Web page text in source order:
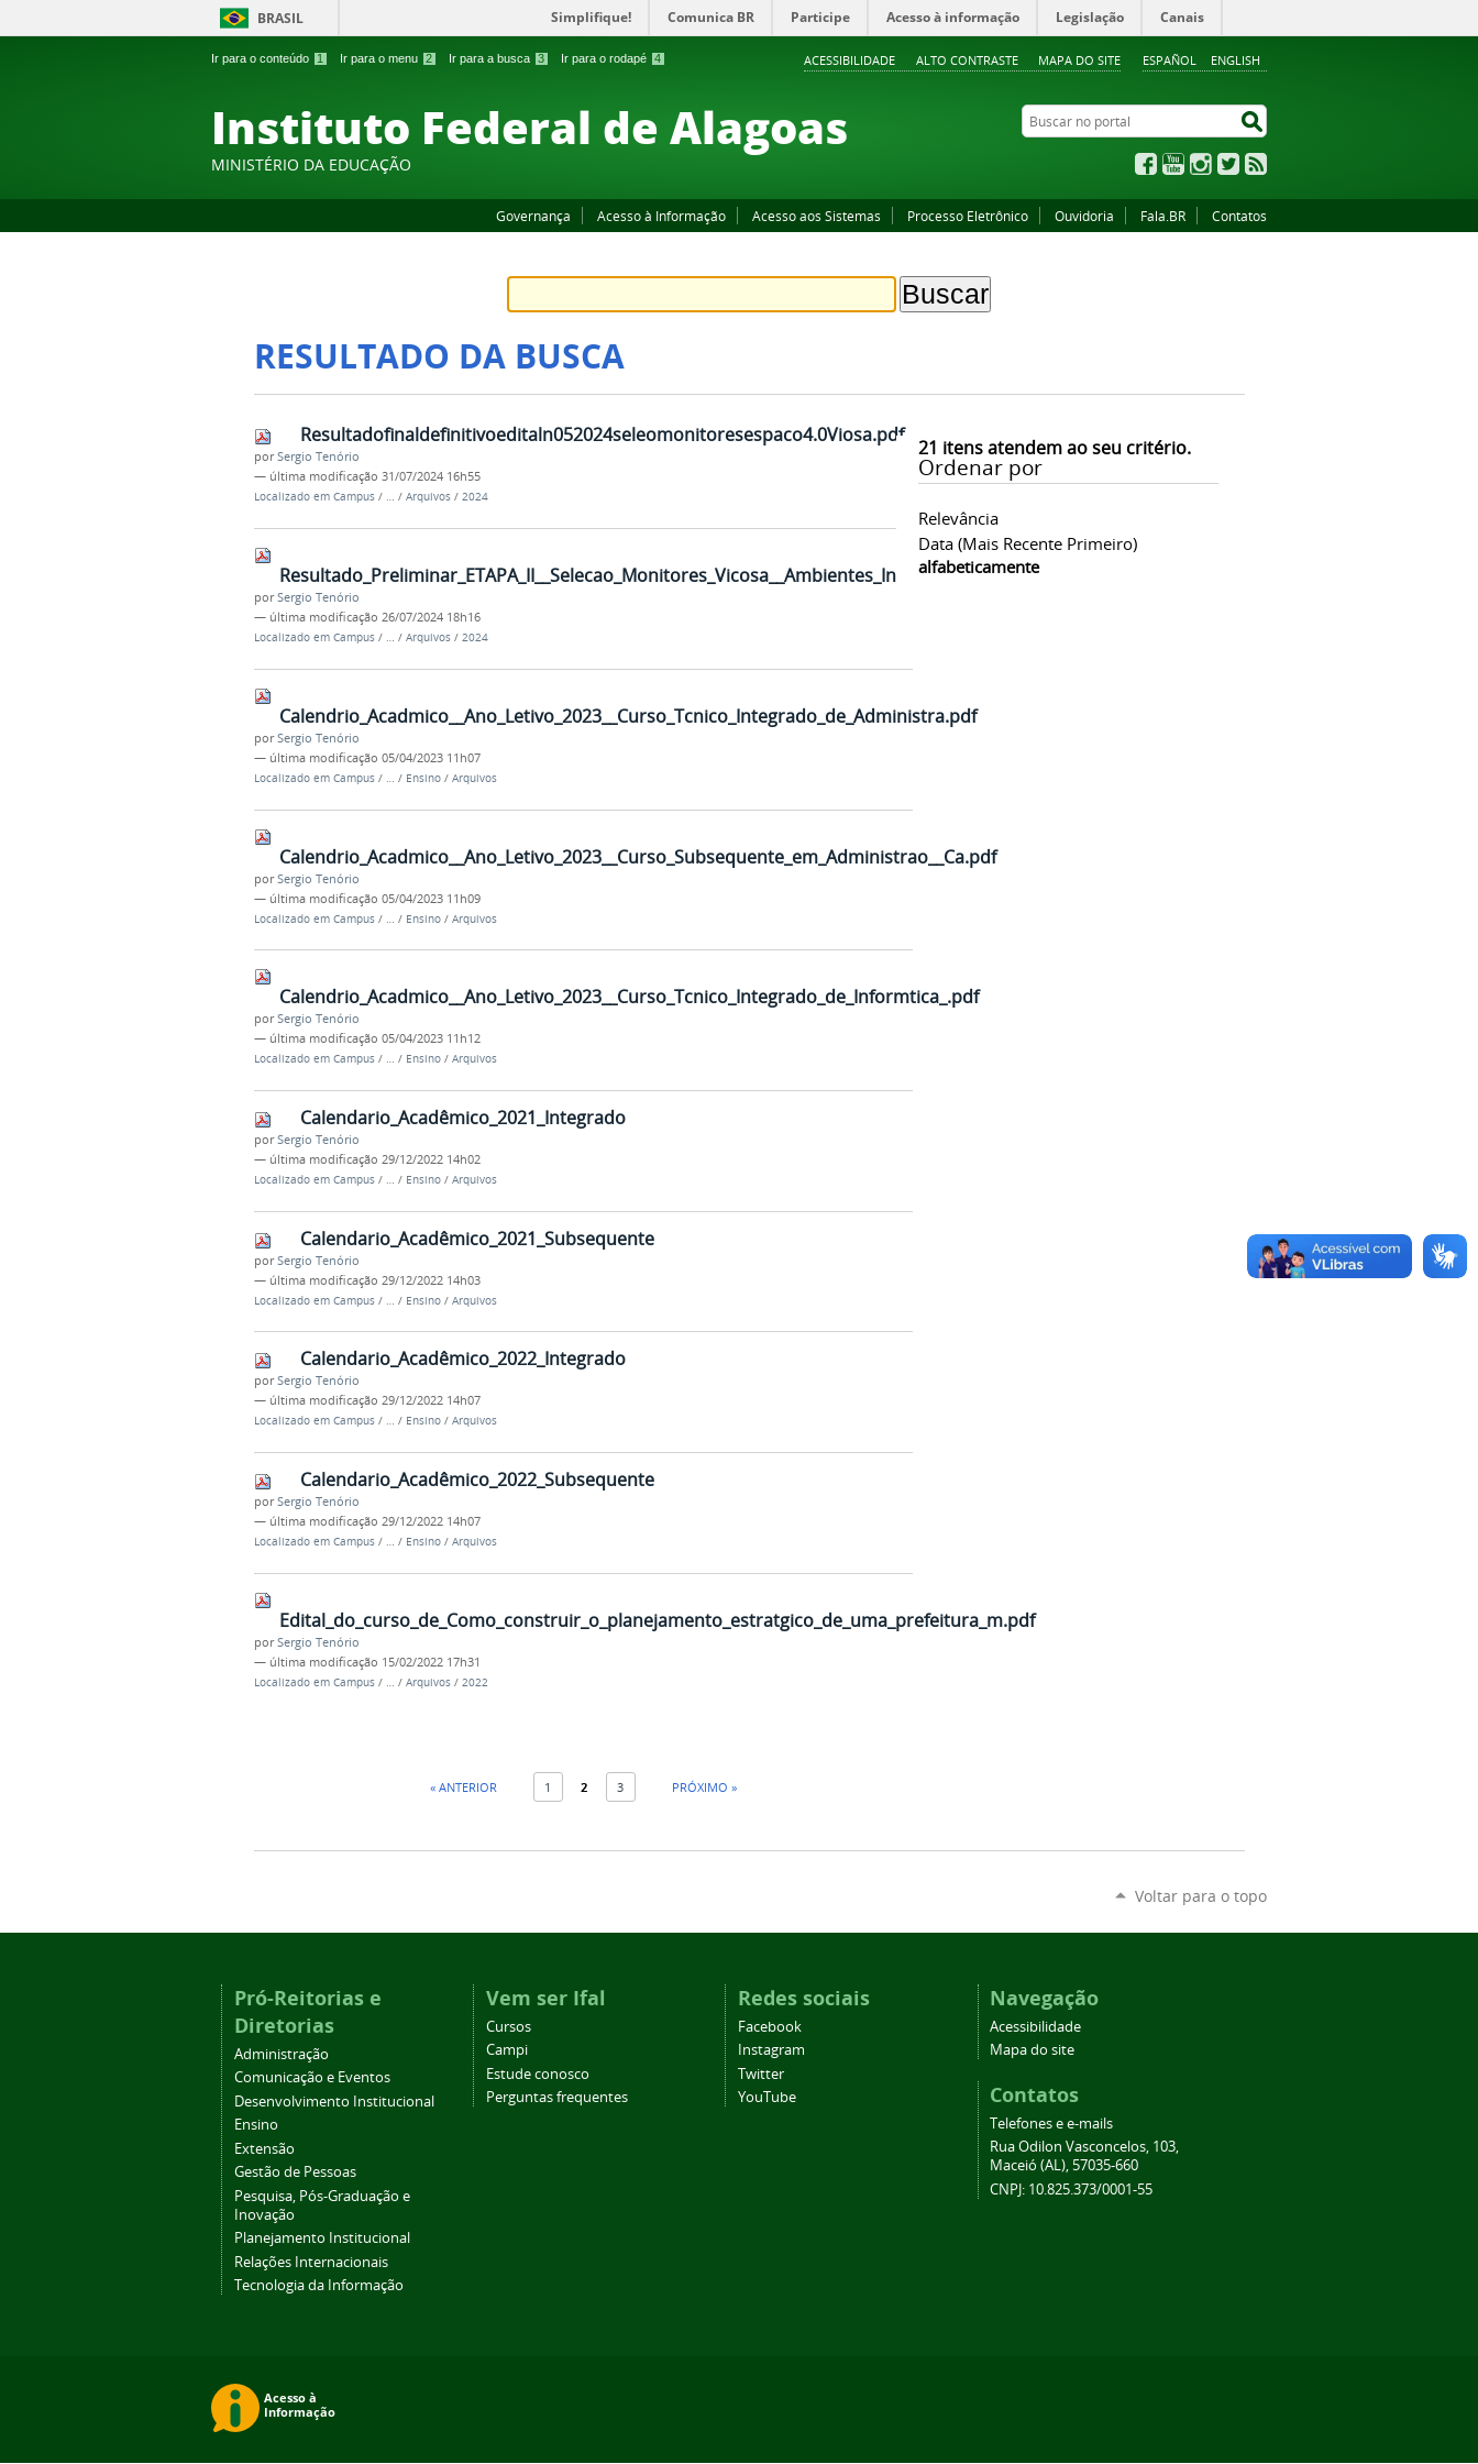
Ir para o conteúdo 1 Ir para o menu 2 Ir para a busca 3 Ir para o rodapé 4 ESPAÑOL ENGLISH
ACESSIBILIDADE ALTO CONTRASTE MAPA DO SITE
BRASIL Simplifique! Comunica BR Participe Acesso à informação Legislação Canais
Instituto Federal de Alagoas
MINISTÉRIO DA EDUCAÇÃO
Buscar no portal
FacebookYouTubeInstagram
Twitter
Governança Acesso à Informação Acesso aos Sistemas Processo Eletrônico Ouvidoria Fala.BR Contatos
RESULTADO DA BUSCA
21 itens atendem ao seu critério.
Ordenar por
Relevância
Data (mais Recente Primeiro)
alfabeticamente
Resultadofinaldefinitivoeditaln052024seleomonitoresespaco4.0Viosa.pdf
porSergio Tenório
— última modificação 31/07/2024 16h55
Localizado em Campus / … / Arquivos / 2024
Resultado_Preliminar_ETAPA_II__Selecao_Monitores_Vicosa__Ambientes_Inovadores__2024.docx_assinado.pdf
porSergio Tenório
— última modificação 26/07/2024 18h16
Localizado em Campus / … / Arquivos / 2024
Calendrio_Acadmico__Ano_Letivo_2023__Curso_Tcnico_Integrado_de_Administra.pdf
porSergio Tenório
— última modificação 05/04/2023 11h07
Localizado em Campus / … / Ensino / Arquivos
Calendrio_Acadmico__Ano_Letivo_2023__Curso_Subsequente_em_Administrao__Ca.pdf
porSergio Tenório
— última modificação 05/04/2023 11h09
Localizado em Campus / / Ensino / Arquivos
Calendrio_Acadmico__Ano_Letivo_2023__Curso_Tcnico_Integrado_de_Informtica_.pdf
porSergio Tenório
— última modificação 05/04/2023 11h12
Localizado em Campus / … / Ensino / Arquivos
Calendario_Acadêmico_2021_Integrado
porSergio Tenório
— última modificação 29/12/2022 14h02
Localizado em Campus / … / Ensino / Arquivos
Calendario_Acadêmico_2021_Subsequente
porSergio Tenório
— última modificação 29/12/2022 14h03
Localizado em Campus / … / Ensino / Arquivos
Calendario_Acadêmico_2022_Integrado
porSergio Tenório
— última modificação 29/12/2022 14h07
Localizado em Campus / … / Ensino / Arquivos
Calendario_Acadêmico_2022_Subsequente
porSergio Tenório
— última modificação 29/12/2022 14h07
Localizado em Campus / … / Ensino / Arquivos
Edital_do_curso_de_Como_construir_o_planejamento_estratgico_de_uma_prefeitura_m.pdf
porSergio Tenório
— última modificação 15/02/2022 17h31
Localizado em Campus / … / Arquivos / 2022
« ANTERIOR 1 2 3 PRÓXIMO »
Voltar para o topo
Pró-Reitorias e
Diretorias
Administração
Comunicação e Eventos
Desenvolvimento Institucional
Ensino
Extensão
Gestão de Pessoas
Pesquisa, Pós-Graduação e
Inovação
Planejamento Institucional
Relações Internacionais
Tecnologia da Informação
Vem ser Ifal
Cursos
Campi
Estude conosco
Perguntas frequentes
Redes sociais
Facebook
Instagram
Twitter
YouTube
Navegação
Acessibilidade
Mapa do site
Contatos
Telefones e e-mails
Rua Odilon Vasconcelos, 103,
Maceió (AL), 57035-660
CNPJ: 10.825.373/0001-55